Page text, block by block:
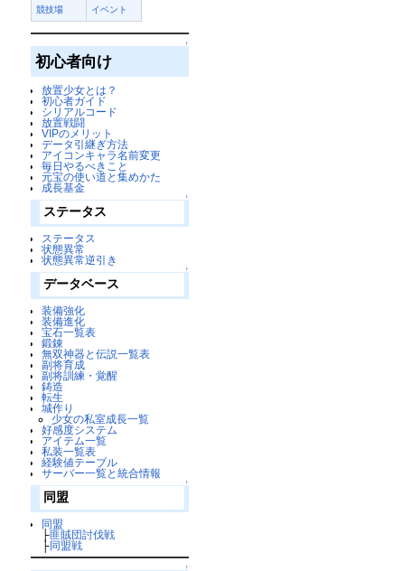
競技場 イベント
↑
初心者向け
放置少女とは？
初心者ガイド
シリアルコード
放置戦闘
VIPのメリット
データ引継ぎ方法
アイコンキャラ名前変更
毎日やるべきこと
元宝の使い道と集めかた
成長基金
↑
ステータス
ステータス
状態異常
状態異常逆引き
↑
データベース
装備強化
装備進化
宝石一覧表
鍛錬
無双神器と伝説一覧表
副将育成
副将訓練・覚醒
鋳造
転生
城作り
少女の私室成長一覧
好感度システム
アイテム一覧
私装一覧表
経験値テーブル
サーバー一覧と統合情報
↑
同盟
同盟
├匪賊団討伐戦
├同盟戦
↑